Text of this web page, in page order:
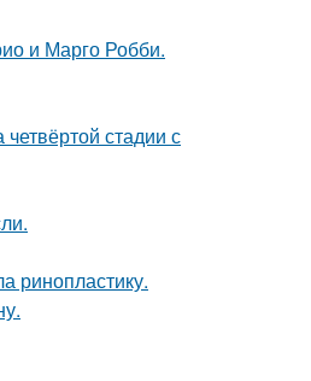
и Марго Робби.
стадии с
ринопластику.